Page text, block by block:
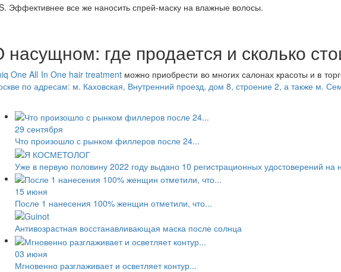
. Эффективнее все же наносить спрей-маску на влажные волосы.
насущном: где продается и сколько
OneAll In Onehairtreatment можно приобрести во многих салонах красоты и в
по адресам: м. Каховская, Внутренний проезд, дом 8, строение 2, а также м.
29 сентября
Что произошло с рынком филлеров после 24...
Уже в первую половину 2022 году выдано 10 регистрационных удостоверений
15 июня
После 1 нанесения 100% женщин отметили, что...
Антивозрастная восстанавливающая маска после солнца
03 июня
Мгновенно разглаживает и осветляет контур...